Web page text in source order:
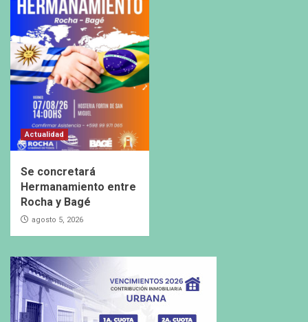
Actualidad
Se concretará
Hermanamiento entre
Rocha y Bagé
agosto 5, 2026